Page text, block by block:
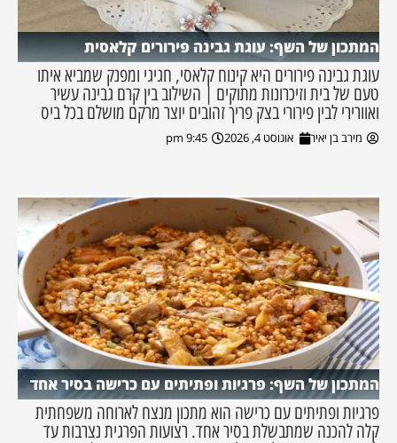
המתכון של השף: עוגת גבינה פירורים קלאסית
עוגת גבינה פירורים היא קינוח קלאסי, חגיגי ומפנק שמביא איתו
טעם של בית וזיכרונות מתוקים | השילוב בין קרם גבינה עשיר
ואוורירי לבין פירורי בצק פריך זהובים יוצר מרקם מושלם בכל ביס
מירב בן יאיר אוגוסט 4, 2026 9:45 pm
המתכון של השף: פרגיות ופתיתים עם כרישה בסיר אחד
פרגיות ופתיתים עם כרישה הוא מתכון מנצח לארוחה משפחתית
קלה להכנה שמתבשלת בסיר אחד. רצועות הפרגית נצרבות עד